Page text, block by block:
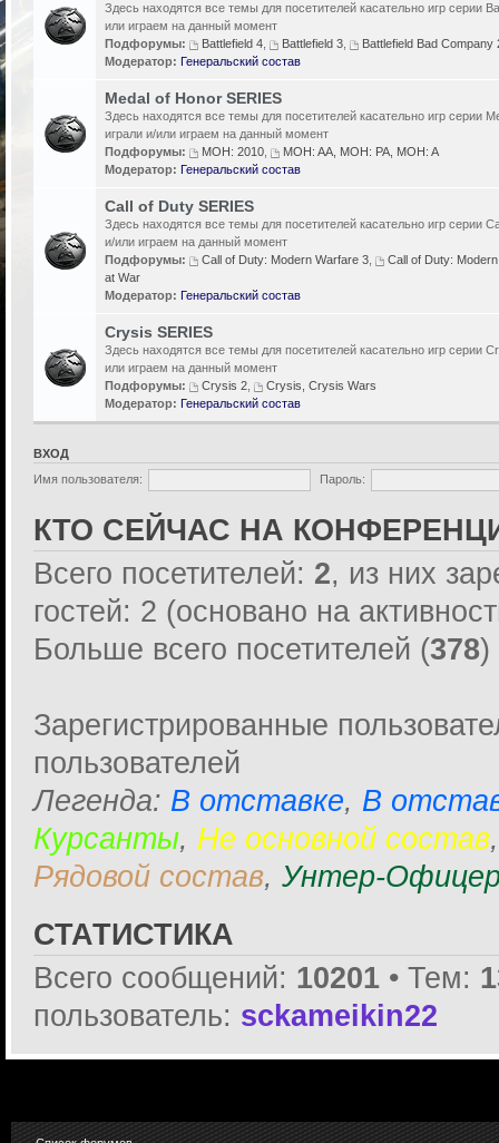
Здесь находятся все темы для посетителей касательно игр серии
или играем на данный момент
Подфорумы:
Battlefield 4 Battlefield 3
Battlefield Bad Company
Модератор: Генеральский состав
Medal of Honor SERIES
Здесь находятся все темы для посетителей касательно игр серии
играли и/или играем на данный момент
Подфорумы:
MOH: 2010
MOH: AA, MOH: PA, MOH: A
Модератор: Генеральский состав
Call of Duty SERIES
Здесь находятся все темы для посетителей касательно игр серии
и/или играем на данный момент
Подфорумы:
Call of Duty: Modern Warfare 3
Call of Duty:
at War
Модератор: Генеральский состав
Crysis SERIES
Здесь находятся все темы для посетителей касательно игр серии
или играем на данный момент
Подфорумы:
Crysis 2
Crysis, Crysis Wars
Модератор: Генеральский состав
ВХОД
Имя пользователя:
Пароль:
КТО СЕЙЧАС НА
Всего посетителей: 2, из них
гостей: 2 (основано на
Больше всего посетителей (378)
Зарегистрированные
пользователей
Легенда: В отставке, В
Курсанты, Не основной состав
Рядовой состав, Унтер-
СТАТИСТИКА
Всего сообщений: 10201 • Тем:
пользователь: sckameikin22